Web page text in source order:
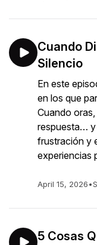
Cuando
Silencio
En este
en los que
Cuando
respuesta… y
frustración y
experiencias
April 15, 2026•
5 Cosas